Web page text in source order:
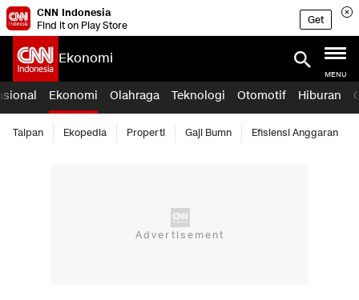
CNN Indonesia
Find it on Play Store
Get
Ekonomi
MENU
Ekonomi Olahraga Teknologi Otomotif Hiburan
Taipan Ekopedia Properti Gaji Bumn Efisiensi Anggaran